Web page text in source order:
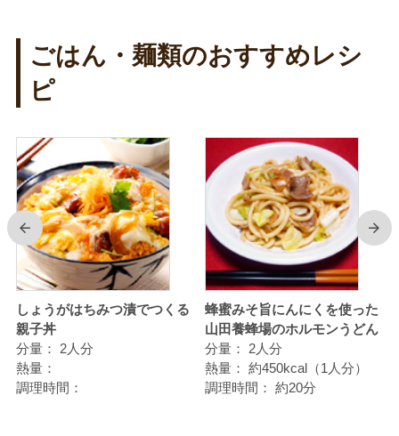
ごはん・麺類のおすすめレシ
ピ
前
しょうがはちみつ漬でつくる
親子丼
分量：
2人分
熱量：
調理時間：
蜂蜜みそ旨にんにくを使った
山田養蜂場のホルモンうどん
分量：
2人分
熱量： 約450kcal（1人分）
調理時間： 約20分
次